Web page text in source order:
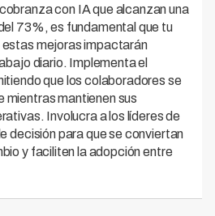
con IA que alcanzan una
73%, es fundamental que tu
mejoras impactarán
diario. Implementa el
que los colaboradores se
mantienen sus
Involucra a los líderes de
decisión para que se conviertan
y faciliten la adopción entre